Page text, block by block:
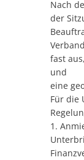
Nach
der
fast
und
eine
Für die
1.